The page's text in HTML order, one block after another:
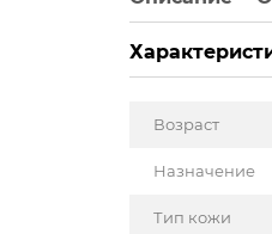
Возраст
Назначение
Тип кожи